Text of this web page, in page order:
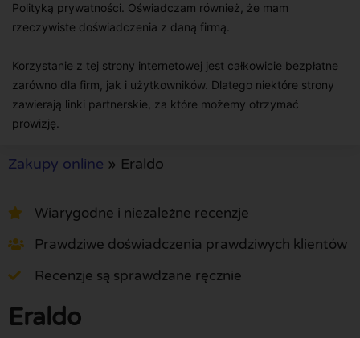
Polityką prywatności. Oświadczam również, że mam
rzeczywiste doświadczenia z daną firmą.
Korzystanie z tej strony internetowej jest całkowicie bezpłatne
zarówno dla firm, jak i użytkowników. Dlatego niektóre strony
zawierają linki partnerskie, za które możemy otrzymać
prowizję.
Zakupy online » Eraldo
Wiarygodne i niezależne recenzje
Prawdziwe doświadczenia prawdziwych klientów
Recenzje są sprawdzane ręcznie
Eraldo